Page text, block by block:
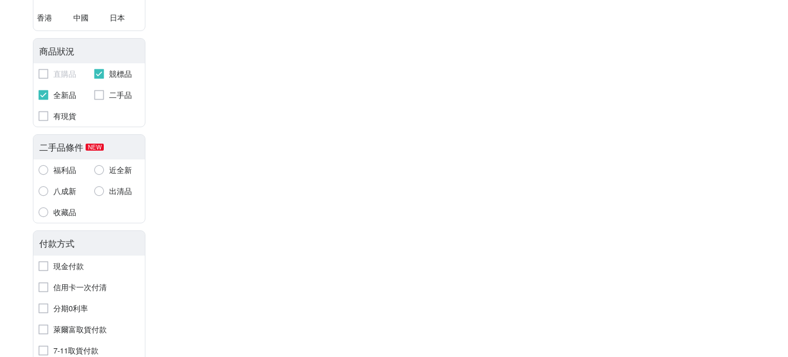
香港 中國 日本
商品狀況
直購品
競標品
全新品
二手品
有現貨
二手品條件 NEW
福利品
近全新
八成新
出清品
收藏品
付款方式
現金付款
信用卡一次付清
分期0利率
萊爾富取貨付款
7-11取貨付款